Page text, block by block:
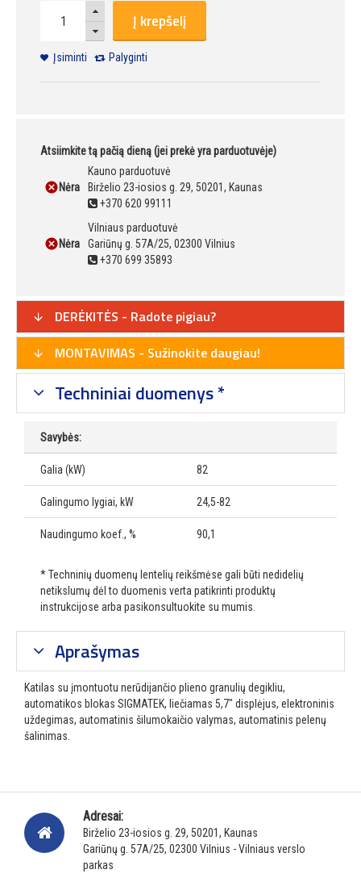
Į krepšelį
Įsiminti Palyginti
Atsiimkite tą pačią dieną (jei prekė yra parduotuvėje)
Nėra
Kauno parduotuvė
Birželio 23-iosios g. 29, 50201, Kaunas
+370 620 99111
Nėra
Vilniaus parduotuvė
Gariūnų g. 57A/25, 02300 Vilnius
+370 699 35893
DERĖKITĖS - Radote pigiau?
MONTAVIMAS - Sužinokite daugiau!
Techniniai duomenys *
Savybės:
Galia (kW) 82
Galingumo lygiai, kW 24,5-82
Naudingumo koef., % 90,1
* Techninių duomenų lentelių reikšmėse gali būti nedidelių
netikslumų dėl to duomenis verta patikrinti produktų
instrukcijose arba pasikonsultuokite su mumis.
Aprašymas
Katilas su įmontuotu nerūdijančio plieno granulių degikliu,
automatikos blokas SIGMATEK, liečiamas 5,7" displėjus, elektroninis
uždegimas, automatinis šilumokaičio valymas, automatinis pelenų
šalinimas.
Adresai:
Birželio 23-iosios g. 29, 50201, Kaunas
Gariūnų g. 57A/25, 02300 Vilnius - Vilniaus verslo
parkas